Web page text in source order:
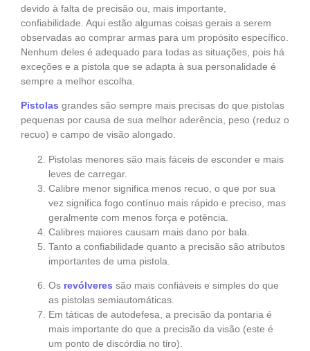
devido à falta de precisão ou, mais importante,
confiabilidade. Aqui estão algumas coisas gerais a serem
observadas ao comprar armas para um propósito específico.
Nenhum deles é adequado para todas as situações, pois há
exceções e a pistola que se adapta à sua personalidade é
sempre a melhor escolha.
Pistolas grandes são sempre mais precisas do que pistolas
pequenas por causa de sua melhor aderência, peso (reduz o
recuo) e campo de visão alongado.
Pistolas menores são mais fáceis de esconder e mais
leves de carregar.
Calibre menor significa menos recuo, o que por sua
vez significa fogo contínuo mais rápido e preciso, mas
geralmente com menos força e potência.
Calibres maiores causam mais dano por bala.
Tanto a confiabilidade quanto a precisão são atributos
importantes de uma pistola.
Os revólveres são mais confiáveis e simples do que
as pistolas semiautomáticas.
Em táticas de autodefesa, a precisão da pontaria é
mais importante do que a precisão da visão (este é
um ponto de discórdia no tiro).